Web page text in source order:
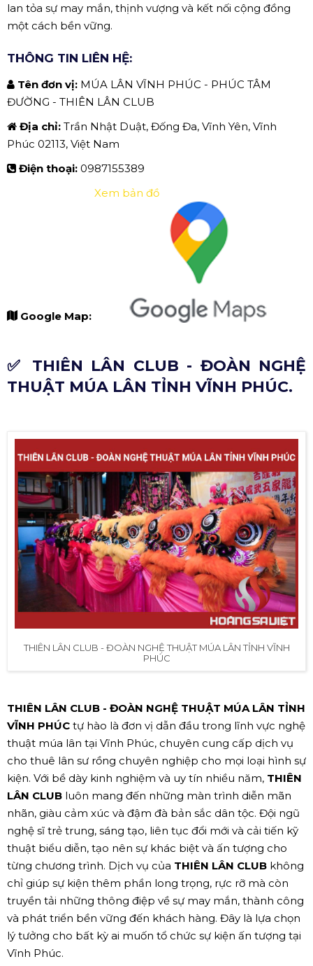
lan tỏa sự may mắn, thịnh vượng và kết nối cộng đồng
một cách bền vững.
THÔNG TIN LIÊN HỆ:
Tên đơn vị: MÚA LÂN VĨNH PHÚC - PHÚC TÂM
ĐƯỜNG - THIÊN LÂN CLUB
Địa chỉ: Trần Nhật Duật, Đống Đa, Vĩnh Yên, Vĩnh
Phúc 02113, Việt Nam
Điện thoại: 0987155389
Google Map:
Xem bản đồ
✅ THIÊN LÂN CLUB - ĐOÀN NGHỆ
THUẬT MÚA LÂN TỈNH VĨNH PHÚC.
THIÊN LÂN CLUB - ĐOÀN NGHỆ THUẬT MÚA LÂN TỈNH VĨNH
PHÚC
THIÊN LÂN CLUB - ĐOÀN NGHỆ THUẬT MÚA LÂN TỈNH
VĨNH PHÚC tự hào là đơn vị dẫn đầu trong lĩnh vực nghệ
thuật múa lân tại Vĩnh Phúc, chuyên cung cấp dịch vụ
cho thuê lân sư rồng chuyên nghiệp cho mọi loại hình sự
kiện. Với bề dày kinh nghiệm và uy tín nhiều năm, THIÊN
LÂN CLUB luôn mang đến những màn trình diễn mãn
nhãn, giàu cảm xúc và đậm đà bản sắc dân tộc. Đội ngũ
nghệ sĩ trẻ trung, sáng tạo, liên tục đổi mới và cải tiến kỹ
thuật biểu diễn, tạo nên sự khác biệt và ấn tượng cho
từng chương trình. Dịch vụ của THIÊN LÂN CLUB không
chỉ giúp sự kiện thêm phần long trọng, rực rỡ mà còn
truyền tải những thông điệp về sự may mắn, thành công
và phát triển bền vững đến khách hàng. Đây là lựa chọn
lý tưởng cho bất kỳ ai muốn tổ chức sự kiện ấn tượng tại
Vĩnh Phúc.